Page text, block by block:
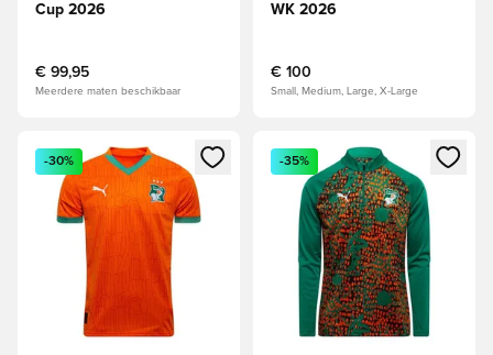
Cup 2026
€ 99,95
Meerdere maten beschikbaar
WK 2026
€ 100
Small, Medium, Large, X-Large
Opent een venster om in te loggen of je aan te melden als
-30%
Opent een venster om in te
-35%